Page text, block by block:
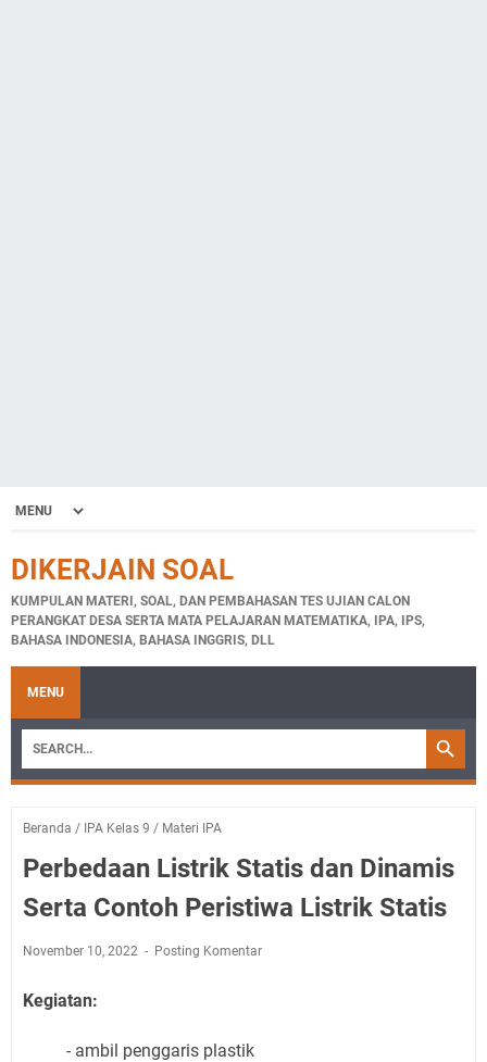
DIKERJAIN SOAL
KUMPULAN MATERI, SOAL, DAN PEMBAHASAN TES UJIAN CALON
PERANGKAT DESA SERTA MATA PELAJARAN MATEMATIKA, IPA, IPS,
BAHASA INDONESIA, BAHASA INGGRIS, DLL
MENU
Beranda / IPA Kelas 9 / Materi IPA
Perbedaan Listrik Statis dan Dinamis
Serta Contoh Peristiwa Listrik Statis
November 10, 2022 Posting Komentar
Kegiatan:
- ambil penggaris plastik